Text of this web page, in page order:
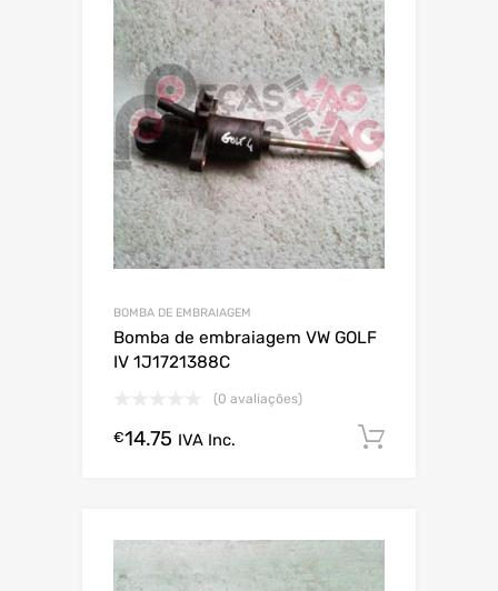
BOMBA DE EMBRAIAGEM
Bomba de embraiagem VW GOLF
IV 1J1721388C
(0 avaliações)
€14.75 IVA Inc.